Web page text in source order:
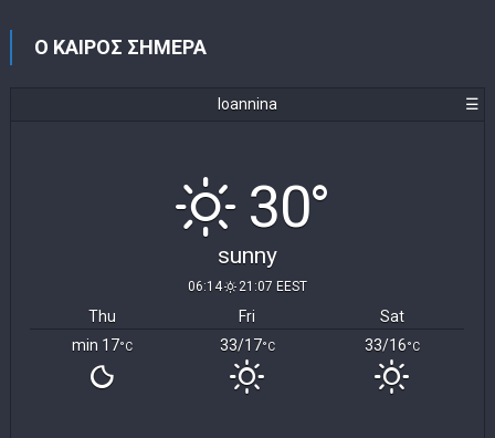
Ο ΚΑΙΡΟΣ ΣΗΜΕΡΑ
Ioannina ☰
30°
sunny
06:14 21:07 EEST
Thu Fri
Sat
min 17°C 33/17°C 33/16°C